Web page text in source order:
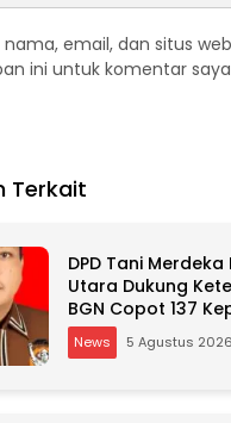
nama, email, dan situs
ini untuk komentar
Terkait
DPD Tani
Utara Dukung
BGN Copot 137
News 5 Agustus 2026